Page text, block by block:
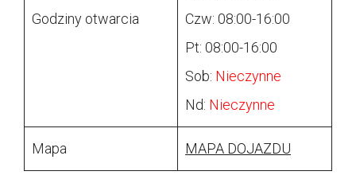
Godziny otwarcia
Czw: 08:00-16:00
Pt: 08:00-16:00
Sob: Nieczynne
Nd: Nieczynne
Mapa MAPA DOJAZDU